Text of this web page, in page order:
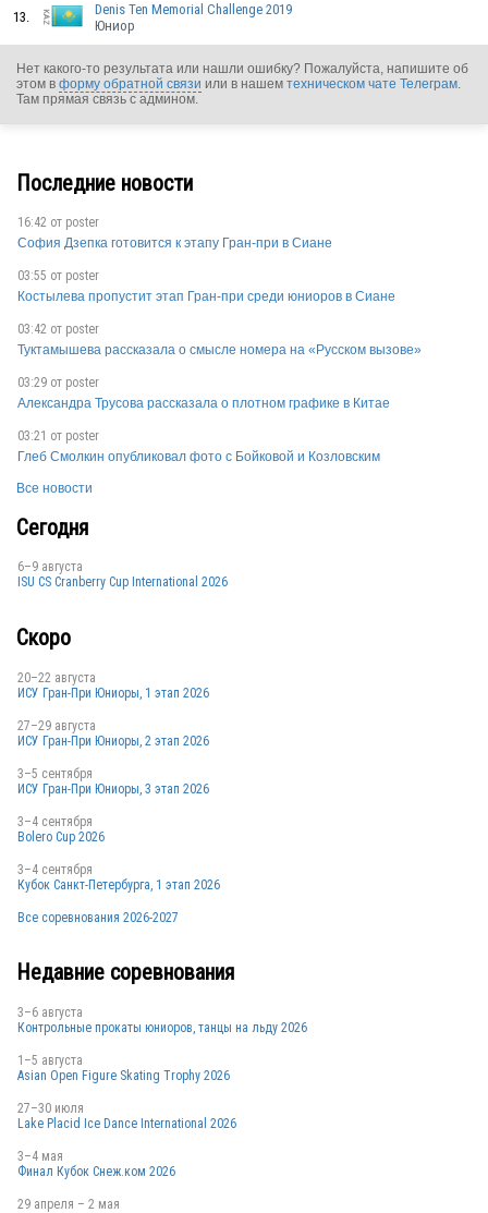
KAZ
KAZ
KAZ
13.
KAZ
Denis Ten Memorial Challenge 2019
Юниор
Нет какого-то результата или нашли ошибку? Пожалуйста, напишите об
этом в форму обратной связи или в нашем техническом чате Телеграм.
Там прямая связь с админом.
Последние новости
16:42 от poster
София Дзепка готовится к этапу Гран-при в Сиане
03:55 от poster
Костылева пропустит этап Гран-при среди юниоров в Сиане
03:42 от poster
Туктамышева рассказала о смысле номера на «Русском вызове»
03:29 от poster
Александра Трусова рассказала о плотном графике в Китае
03:21 от poster
Глеб Смолкин опубликовал фото с Бойковой и Козловским
Все новости
Сегодня
6–9 августа
ISU CS Cranberry Cup International 2026
Скоро
20–22 августа
ИСУ Гран-При Юниоры, 1 этап 2026
27–29 августа
ИСУ Гран-При Юниоры, 2 этап 2026
3–5 сентября
ИСУ Гран-При Юниоры, 3 этап 2026
3–4 сентября
Bolero Cup 2026
3–4 сентября
Кубок Санкт-Петербурга, 1 этап 2026
Все соревнования 2026-2027
Недавние соревнования
3–6 августа
Контрольные прокаты юниоров, танцы на льду 2026
1–5 августа
Asian Open Figure Skating Trophy 2026
27–30 июля
Lake Placid Ice Dance International 2026
3–4 мая
Финал Кубок Снеж.ком 2026
29 апреля – 2 мая